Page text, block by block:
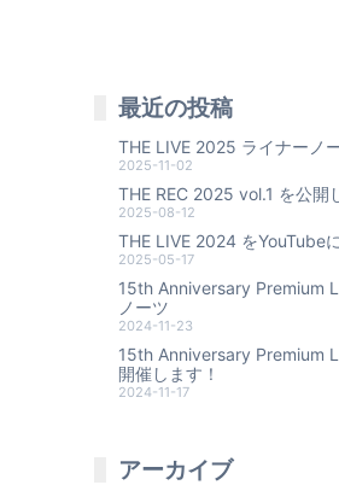
最近の投稿
THE LIVE 2025 ライナーノ
2025-11-02
THE REC 2025 vol.1 を公開
2025-08-12
THE LIVE 2024 をYouTube
2025-05-17
15th Anniversary Premium
ノーツ
2024-11-23
15th Anniversary Premium
開催します！
2024-11-17
アーカイブ